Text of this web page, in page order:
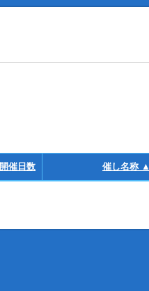
開催日数 催し名称 ▲